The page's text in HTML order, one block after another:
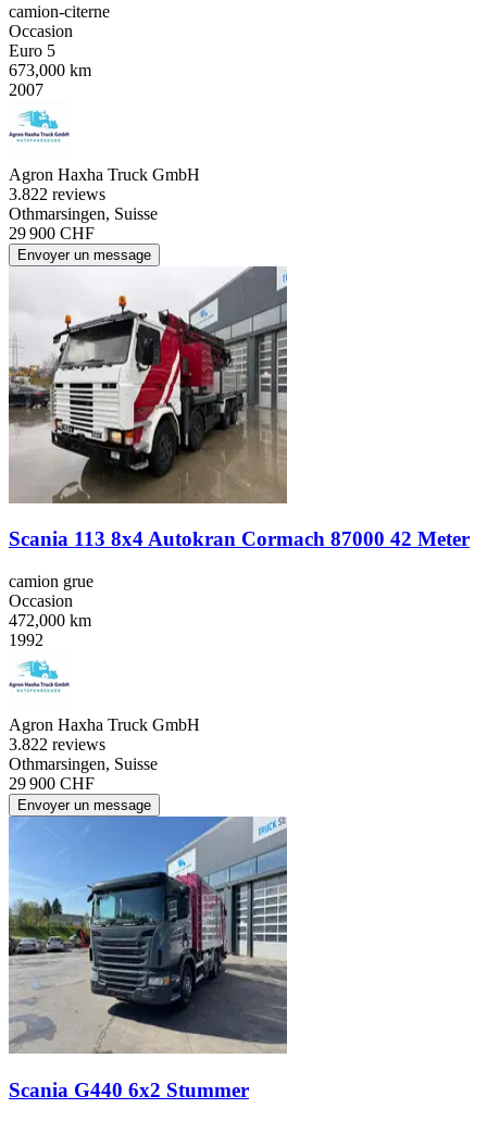
camion-citerne
Occasion
Euro 5
673,000 km
2007
Agron Haxha Truck GmbH
3.822 reviews
Othmarsingen, Suisse
29 900 CHF
Envoyer un message
Scania 113 8x4 Autokran Cormach 87000 42 Meter
camion grue
Occasion
472,000 km
1992
Agron Haxha Truck GmbH
3.822 reviews
Othmarsingen, Suisse
29 900 CHF
Envoyer un message
Scania G440 6x2 Stummer